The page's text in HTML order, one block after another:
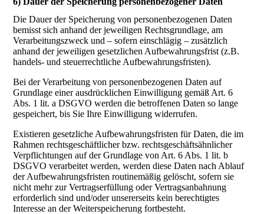
Die Dauer der Speicherung von personenbezogenen Daten
bemisst sich anhand der jeweiligen Rechtsgrundlage, am
Verarbeitungszweck und – sofern einschlägig – zusätzlich
anhand der jeweiligen gesetzlichen Aufbewahrungsfrist (z.B.
handels- und steuerrechtliche Aufbewahrungsfristen).
Bei der Verarbeitung von personenbezogenen Daten auf
Grundlage einer ausdrücklichen Einwilligung gemäß Art. 6
Abs. 1 lit. a DSGVO werden die betroffenen Daten so lange
gespeichert, bis Sie Ihre Einwilligung widerrufen.
Existieren gesetzliche Aufbewahrungsfristen für Daten, die im
Rahmen rechtsgeschäftlicher bzw. rechtsgeschäftsähnlicher
Verpflichtungen auf der Grundlage von Art. 6 Abs. 1 lit. b
DSGVO verarbeitet werden, werden diese Daten nach Ablauf
der Aufbewahrungsfristen routinemäßig gelöscht, sofern sie
nicht mehr zur Vertragserfüllung oder Vertragsanbahnung
erforderlich sind und/oder unsererseits kein berechtigtes
Interesse an der Weiterspeicherung fortbesteht.